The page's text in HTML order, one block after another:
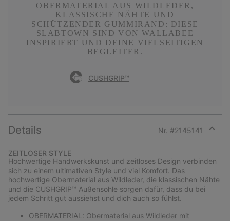
OBERMATERIAL AUS WILDLEDER,
KLASSISCHE NÄHTE UND
SCHÜTZENDER GUMMIRAND: DIESE
SLABTOWN SIND VON WALLABEE
INSPIRIERT UND DEINE VIELSEITIGEN
BEGLEITER.
CUSHGRIP™
Details Nr. #2145141
section
ZEITLOSER STYLE
Hochwertige Handwerkskunst und zeitloses Design verbinden
sich zu einem ultimativen Style und viel Komfort. Das
hochwertige Obermaterial aus Wildleder, die klassischen Nähte
und die CUSHGRIP™ Außensohle sorgen dafür, dass du bei
jedem Schritt gut aussiehst und dich auch so fühlst.
OBERMATERIAL: Obermaterial aus Wildleder mit